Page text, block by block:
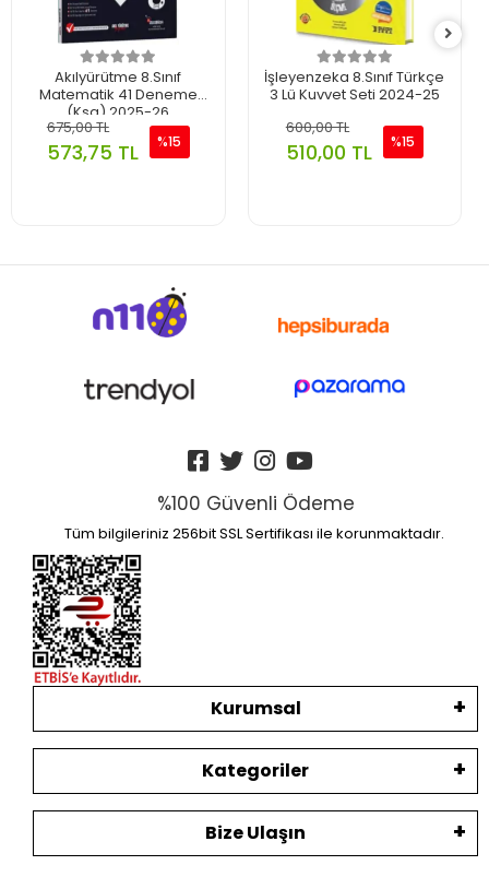
Akılyürütme 8.Sınıf
Matematik 41 Deneme
(Ksg) 2025-26
675,00 TL
573,75 TL %15
İşleyenzeka 8.Sınıf Türkçe
3 Lü Kuvvet Seti 2024-25
600,00 TL
510,00 TL %15
%100 Güvenli Ödeme
Tüm bilgileriniz 256bit SSL Sertifikası ile korunmaktadır.
Kurumsal
Kategoriler
Bize Ulaşın